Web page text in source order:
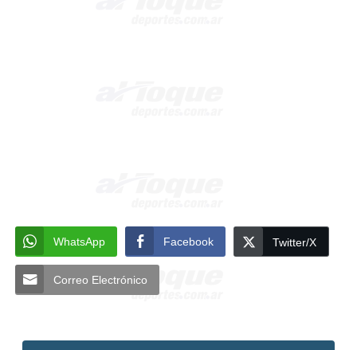
WhatsApp Facebook Twitter/X
Correo Electrónico